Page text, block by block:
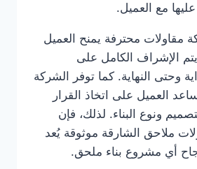
عليها مع العميل.
مقاولات محترفة يمنح العميل
الإشراف الكامل على
وحتى النهاية. كما توفر الشركة
العميل على اتخاذ القرار
ونوع البناء. لذلك، فإن
ملاحق الشارقة موثوقة يُعد
أي مشروع بناء ملحق.